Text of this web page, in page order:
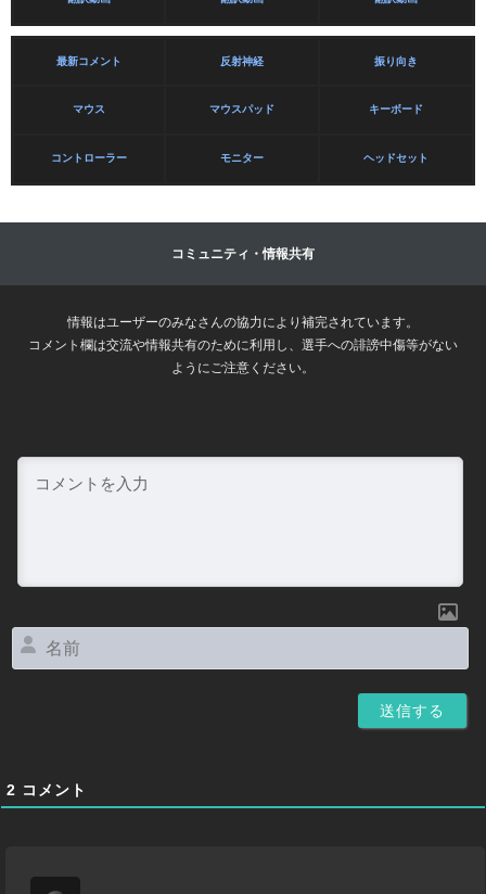
最新コメント 反射神経 振り向き
マウス マウスパッド キーボード
コントローラー モニター ヘッドセット
コミュニティ・情報共有
情報はユーザーのみなさんの協力により補完されています。
コメント欄は交流や情報共有のために利用し、選手への誹謗中傷等がない
ようにご注意ください。
2 コメント